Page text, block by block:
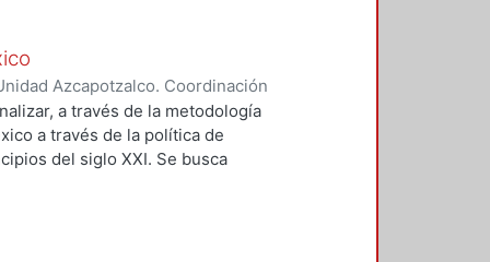
Azcapotzalco. Coordinación
Hector Hernan
a través de la metodología
a través de la política de
del siglo XXI. Se busca